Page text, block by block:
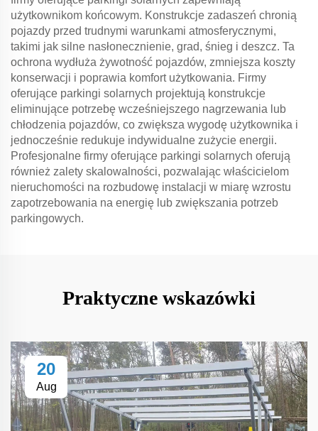
użytkownikom końcowym. Konstrukcje zadaszeń chronią
pojazdy przed trudnymi warunkami atmosferycznymi,
takimi jak silne nasłonecznienie, grad, śnieg i deszcz. Ta
ochrona wydłuża żywotność pojazdów, zmniejsza koszty
konserwacji i poprawia komfort użytkowania. Firmy
oferujące parkingi solarnych projektują konstrukcje
eliminujące potrzebę wcześniejszego nagrzewania lub
chłodzenia pojazdów, co zwiększa wygodę użytkownika i
jednocześnie redukuje indywidualne zużycie energii.
Profesjonalne firmy oferujące parkingi solarnych oferują
również zalety skalowalności, pozwalając właścicielom
nieruchomości na rozbudowę instalacji w miarę wzrostu
zapotrzebowania na energię lub zwiększania potrzeb
parkingowych.
Praktyczne wskazówki
20
Aug